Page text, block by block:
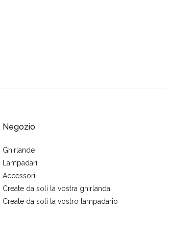
Negozio
Ghirlande
Lampadari
Accessori
Create da soli la vostra ghirlanda
Create da soli la vostro lampadario